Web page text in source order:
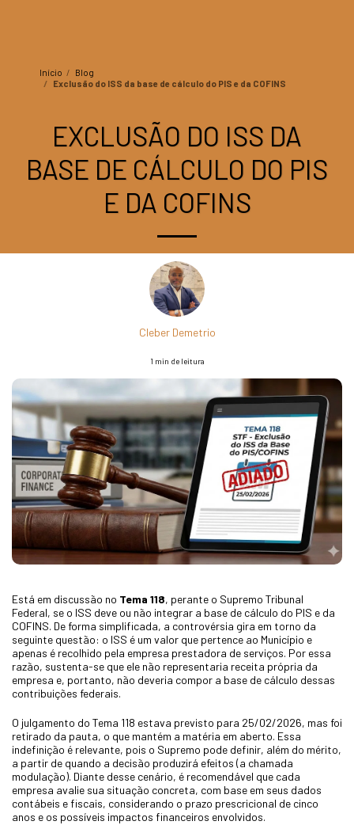
Início
Blog
Exclusão do ISS da base de cálculo do PIS e da COFINS
EXCLUSÃO DO ISS DA
BASE DE CÁLCULO DO PIS
E DA COFINS
Cleber Demetrio
1 min de leitura
Está em discussão no Tema 118, perante o Supremo Tribunal
Federal, se o ISS deve ou não integrar a base de cálculo do PIS e da
COFINS. De forma simplificada, a controvérsia gira em torno da
seguinte questão: o ISS é um valor que pertence ao Município e
apenas é recolhido pela empresa prestadora de serviços. Por essa
razão, sustenta-se que ele não representaria receita própria da
empresa e, portanto, não deveria compor a base de cálculo dessas
contribuições federais.
O julgamento do Tema 118 estava previsto para 25/02/2026, mas foi
retirado da pauta, o que mantém a matéria em aberto. Essa
indefinição é relevante, pois o Supremo pode definir, além do mérito,
a partir de quando a decisão produzirá efeitos (a chamada
modulação). Diante desse cenário, é recomendável que cada
empresa avalie sua situação concreta, com base em seus dados
contábeis e fiscais, considerando o prazo prescricional de cinco
anos e os possíveis impactos financeiros envolvidos.